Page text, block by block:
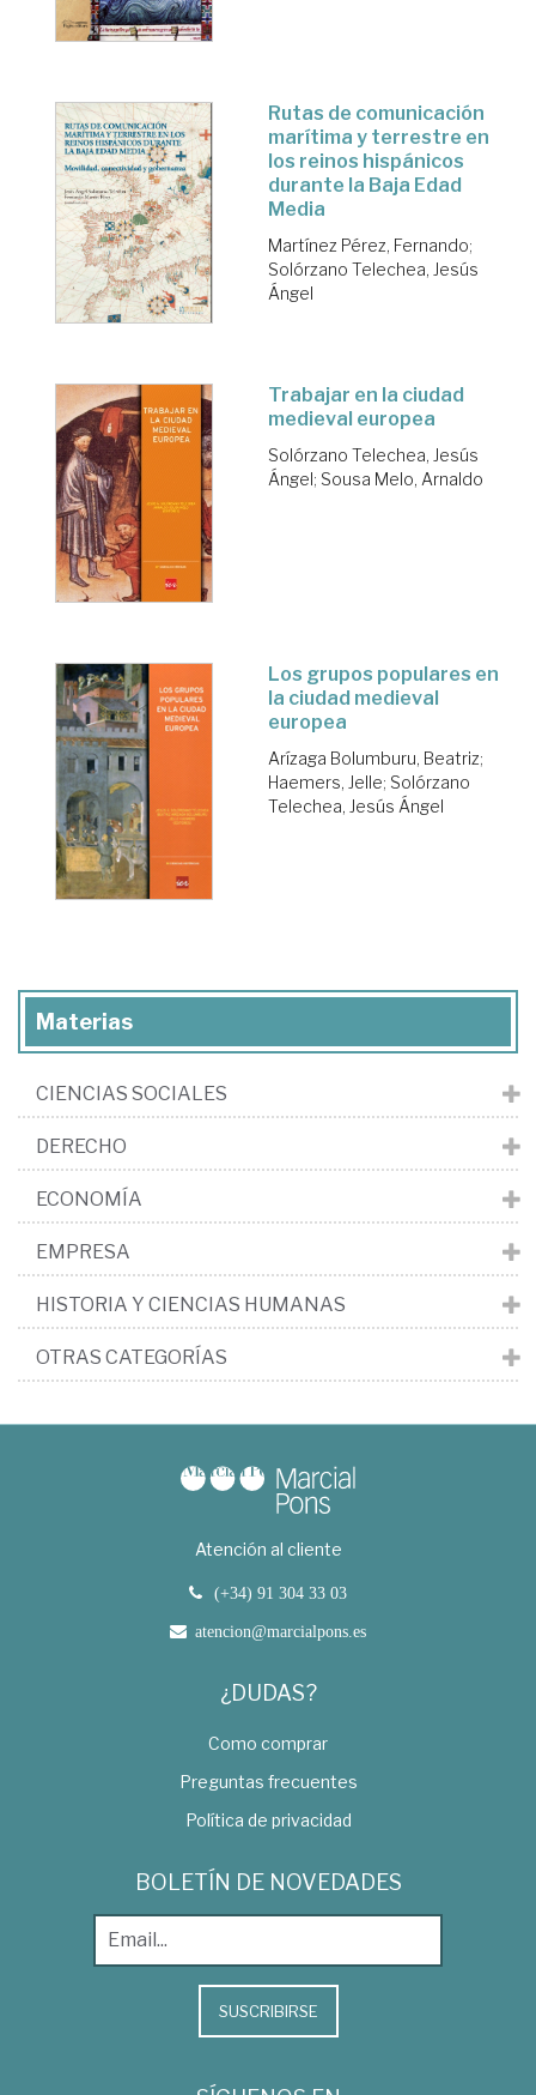
Rutas de comunicación
marítima y terrestre en
los reinos hispánicos
durante la Baja Edad
Media
Martínez Pérez, Fernando;
Solórzano Telechea, Jesús
Ángel
Trabajar en la ciudad
medieval europea
Solórzano Telechea, Jesús
Ángel; Sousa Melo, Arnaldo
Los grupos populares en
la ciudad medieval
europea
Arízaga Bolumburu, Beatriz;
Haemers, Jelle; Solórzano
Telechea, Jesús Ángel
Materias
CIENCIAS SOCIALES
DERECHO
ECONOMÍA
EMPRESA
HISTORIA Y CIENCIAS HUMANAS
OTRAS CATEGORÍAS
Atención al cliente
(+34) 91 304 33 03
atencion@marcialpons.es
¿DUDAS?
Como comprar
Preguntas frecuentes
Política de privacidad
BOLETÍN DE NOVEDADES
SUSCRIBIRSE